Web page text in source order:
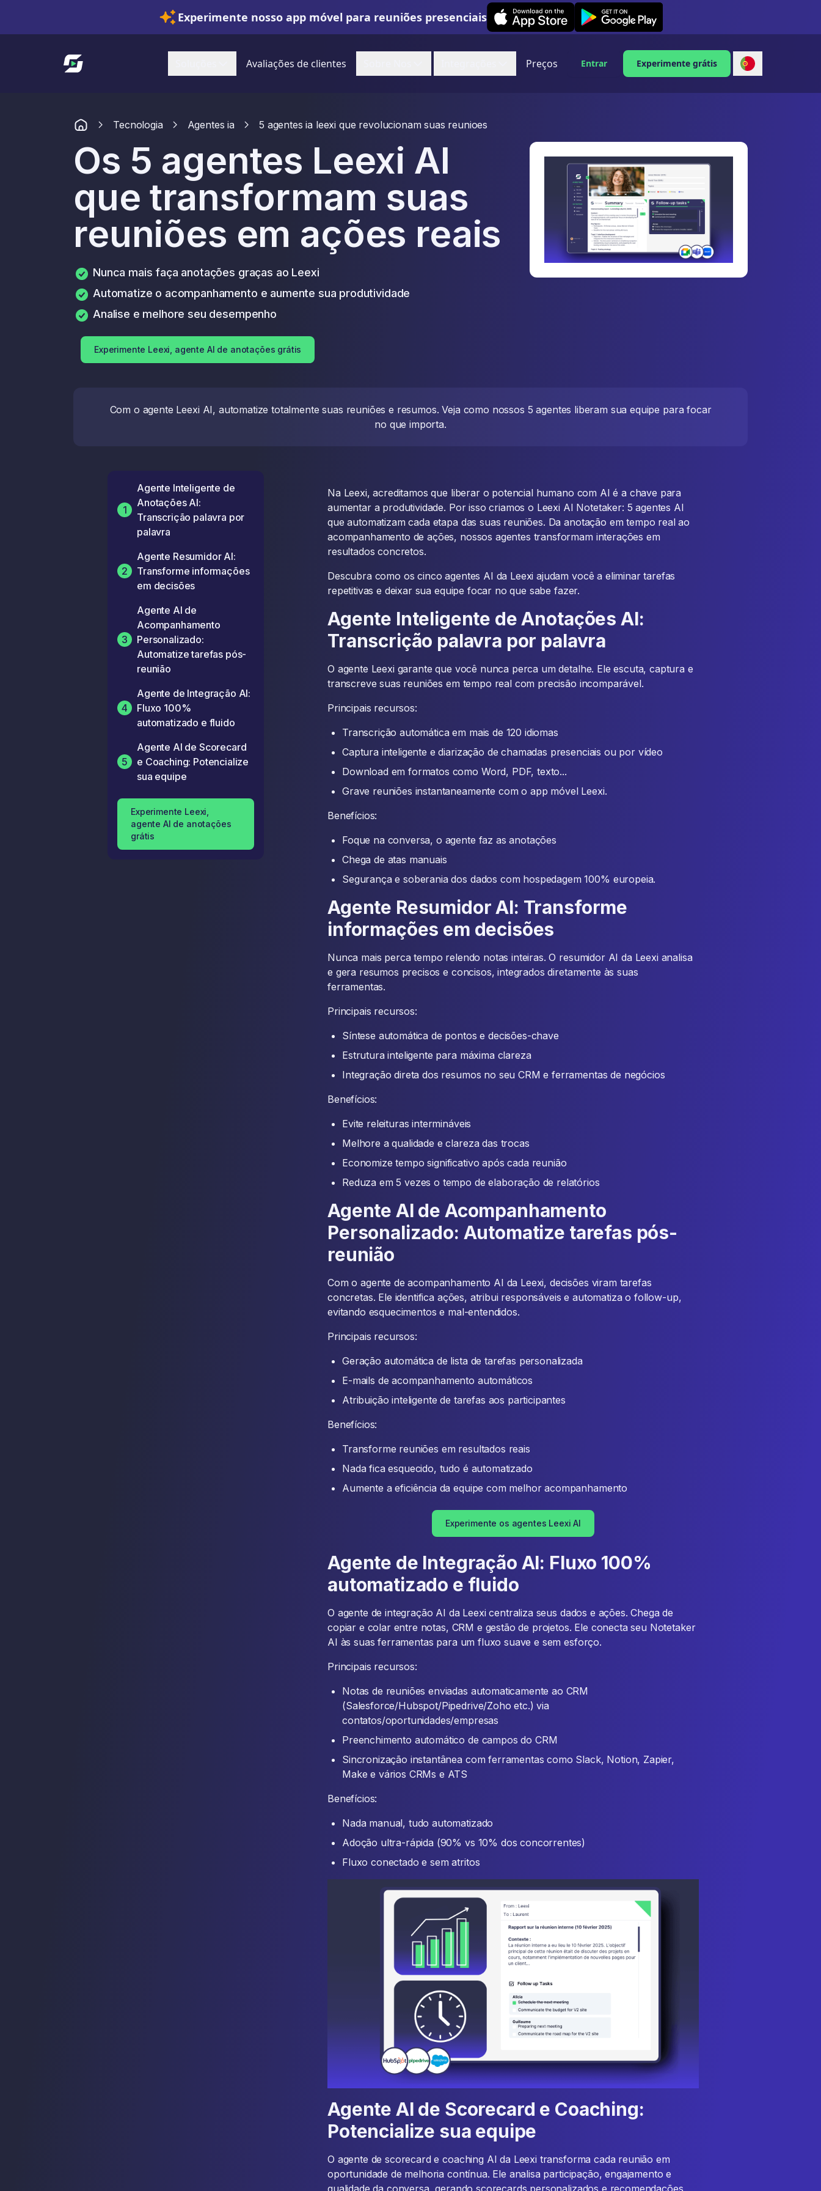
Experimente nosso app móvel para reuniões presenciais
Leexi on iOS Leexi on Android
Link para a página inicial
Avaliações de clientes Preços Entrar Experimente grátis
Tecnologia Agentes ia 5 agentes ia leexi que revolucionam suas reunioes
Os 5 agentes Leexi AI
que transformam suas
reuniões em ações reais
Nunca mais faça anotações graças ao Leexi
Automatize o acompanhamento e aumente sua produtividade
Analise e melhore seu desempenho
Experimente Leexi, agente AI de anotações grátis
Com o agente Leexi AI, automatize totalmente suas reuniões e resumos. Veja como nossos 5 agentes liberam sua equipe para focar
no que importa.
1
Agente Inteligente de
Anotações AI:
Transcrição palavra por
palavra
2
Agente Resumidor AI:
Transforme informações
em decisões
3
Agente AI de
Acompanhamento
Personalizado:
Automatize tarefas pós-
reunião
4
Agente de Integração AI:
Fluxo 100%
automatizado e fluido
5
Agente AI de Scorecard
e Coaching: Potencialize
sua equipe
Experimente Leexi,
agente AI de anotações
grátis
Na Leexi, acreditamos que liberar o potencial humano com AI é a chave para
aumentar a produtividade. Por isso criamos o Leexi AI Notetaker: 5 agentes AI
que automatizam cada etapa das suas reuniões. Da anotação em tempo real ao
acompanhamento de ações, nossos agentes transformam interações em
resultados concretos.
Descubra como os cinco agentes AI da Leexi ajudam você a eliminar tarefas
repetitivas e deixar sua equipe focar no que sabe fazer.
Agente Inteligente de Anotações AI:
Transcrição palavra por palavra
O agente Leexi garante que você nunca perca um detalhe. Ele escuta, captura e
transcreve suas reuniões em tempo real com precisão incomparável.
Principais recursos:
Transcrição automática em mais de 120 idiomas
Captura inteligente e diarização de chamadas presenciais ou por vídeo
Download em formatos como Word, PDF, texto...
Grave reuniões instantaneamente com o app móvel Leexi.
Benefícios:
Foque na conversa, o agente faz as anotações
Chega de atas manuais
Segurança e soberania dos dados com hospedagem 100% europeia.
Agente Resumidor AI: Transforme
informações em decisões
Nunca mais perca tempo relendo notas inteiras. O resumidor AI da Leexi analisa
e gera resumos precisos e concisos, integrados diretamente às suas
ferramentas.
Principais recursos:
Síntese automática de pontos e decisões-chave
Estrutura inteligente para máxima clareza
Integração direta dos resumos no seu CRM e ferramentas de negócios
Benefícios:
Evite releituras intermináveis
Melhore a qualidade e clareza das trocas
Economize tempo significativo após cada reunião
Reduza em 5 vezes o tempo de elaboração de relatórios
Agente AI de Acompanhamento
Personalizado: Automatize tarefas pós-
reunião
Com o agente de acompanhamento AI da Leexi, decisões viram tarefas
concretas. Ele identifica ações, atribui responsáveis e automatiza o follow-up,
evitando esquecimentos e mal-entendidos.
Principais recursos:
Geração automática de lista de tarefas personalizada
E-mails de acompanhamento automáticos
Atribuição inteligente de tarefas aos participantes
Benefícios:
Transforme reuniões em resultados reais
Nada fica esquecido, tudo é automatizado
Aumente a eficiência da equipe com melhor acompanhamento
Experimente os agentes Leexi AI
Agente de Integração AI: Fluxo 100%
automatizado e fluido
O agente de integração AI da Leexi centraliza seus dados e ações. Chega de
copiar e colar entre notas, CRM e gestão de projetos. Ele conecta seu Notetaker
AI às suas ferramentas para um fluxo suave e sem esforço.
Principais recursos:
Notas de reuniões enviadas automaticamente ao CRM
(Salesforce/Hubspot/Pipedrive/Zoho etc.) via
contatos/oportunidades/empresas
Preenchimento automático de campos do CRM
Sincronização instantânea com ferramentas como Slack, Notion, Zapier,
Make e vários CRMs e ATS
Benefícios:
Nada manual, tudo automatizado
Adoção ultra-rápida (90% vs 10% dos concorrentes)
Fluxo conectado e sem atritos
Agente AI de Scorecard e Coaching:
Potencialize sua equipe
O agente de scorecard e coaching AI da Leexi transforma cada reunião em
oportunidade de melhoria contínua. Ele analisa participação, engajamento e
qualidade da conversa, gerando scorecards personalizados e recomendações